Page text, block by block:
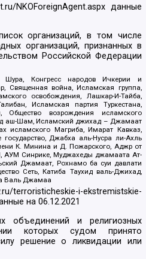
NKOForeignAgent.aspxданные
организаций, в том числе
организаций, признанных в
Российской Федерации
Конгресс народов Ичкерии и
Священная война, Исламская группа,
освобождения, Лашкар-И-Тайба,
Исламская партия Туркестана,
Общество возрождения исламского
аш-Шам, Исламский джихад – Джамаат
исламского Магриба, Имарат Кавказ,
Джабха аль-Нусра ли-Ахль
К. Минина и Д. Пожарского, Аджр от
АУМ Синрике, Муджахеды джамаата Ат-
Джамаат, Рохнамо ба суи давлати
Сеть, Катиба Таухид валь-Джихад,
Валь Джамаа
terroristicheskie-i-ekstremistskie-
на06.12.2021
объединений и религиозных
которых судом принято
решение о ликвидации или